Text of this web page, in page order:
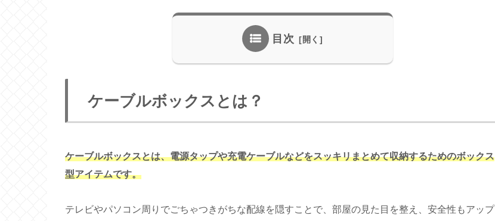
目次
ケーブルボックスとは？
ケーブルボックスとは、電源タップや充電ケーブルなどをスッキリまとめて収納するためのボックス
型アイテムです。
テレビやパソコン周りでごちゃつきがちな配線を隠すことで、部屋の見た目を整え、安全性もアップ